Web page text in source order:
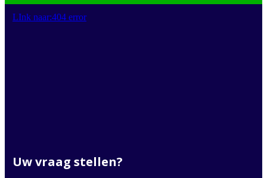
LInk naar:404 error
Uw vraag stellen?